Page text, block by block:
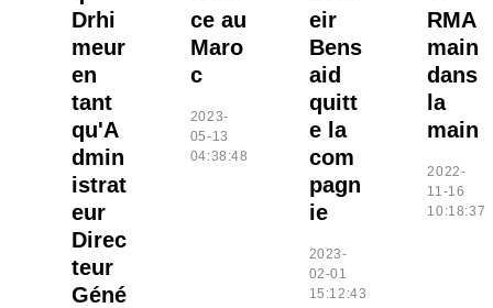
Drhi
meur
en
tant
qu'A
dmin
istrat
eur
Direc
teur
Géné
ce au
Maro
c
2023-
05-13
04:38:48
eir
Bens
aid
quitt
e la
com
pagn
ie
2023-
02-01
15:12:43
RMA
main
dans
la
main
2022-
11-16
10:18:37